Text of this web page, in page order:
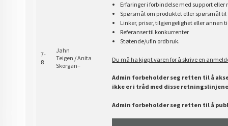
7-
8
Jahn
Teigen /Anita
Skorgan–
Erfaringer i forbindelse med support
Spørsmål om produktet eller spørsmål til
Linker, priser, tilgjengelighet eller annen
Referanser til konkurrenter
Støtende/ufin ordbruk.
Du må ha kjøpt varen for å skrive en
Admin forbeholder seg retten til å
ikke er i tråd med disse
Admin forbeholder seg retten til å